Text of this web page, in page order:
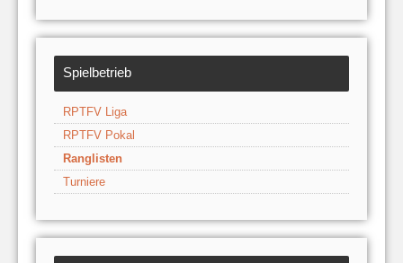
Spielbetrieb
RPTFV Liga
RPTFV Pokal
Ranglisten
Turniere